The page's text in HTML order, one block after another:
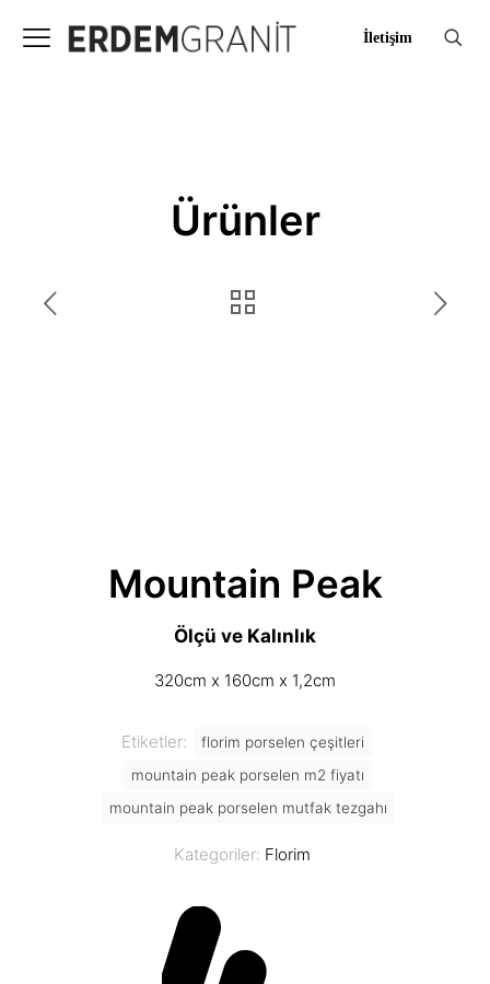
İletişim
Ürünler
Mountain Peak
Ölçü ve Kalınlık
320cm x 160cm x 1,2cm
Kategoriler: Florim
Etiketler:
florim porselen çeşitleri
mountain peak porselen m2 fiyatı
mountain peak porselen mutfak tezgahı